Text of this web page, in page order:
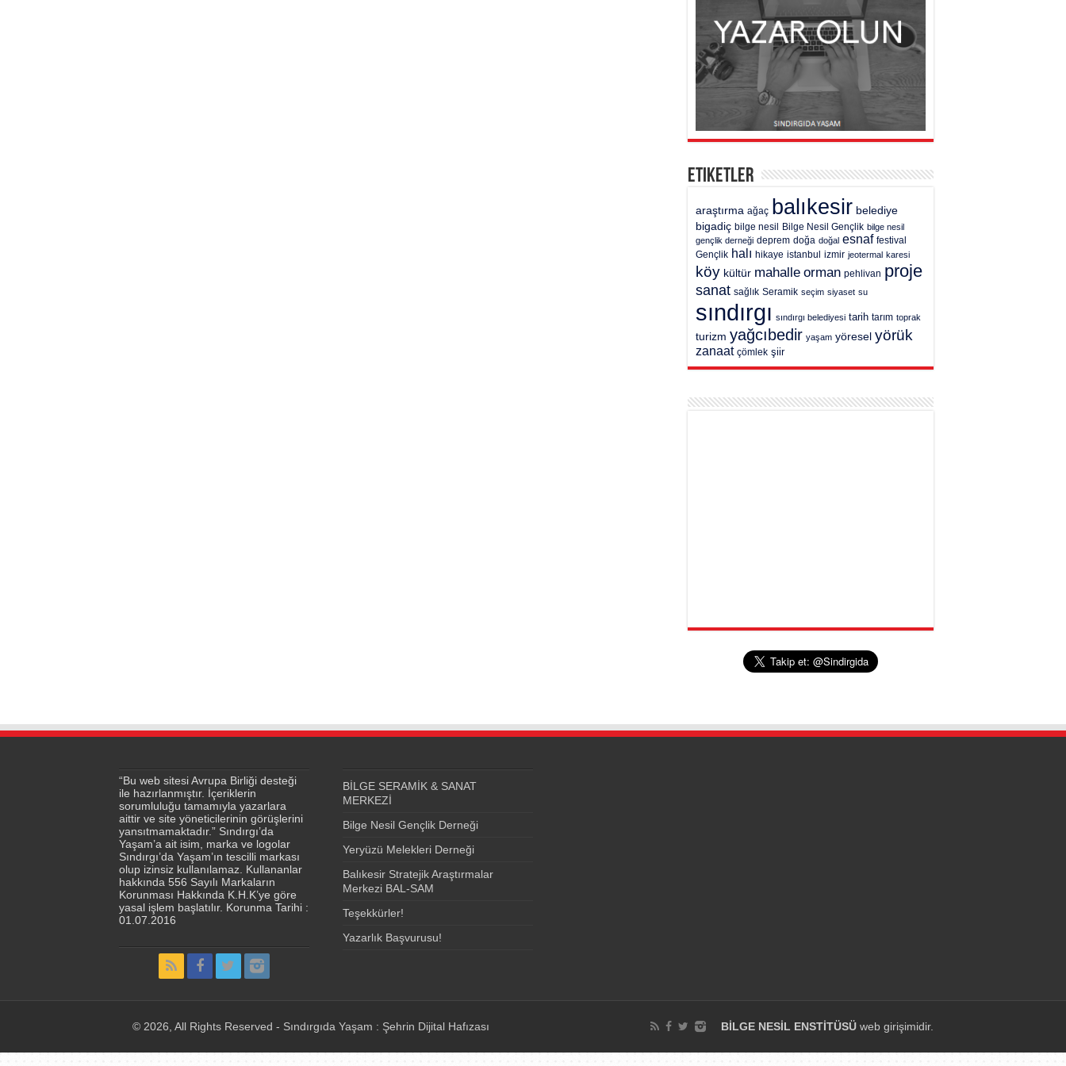
Etiketler
araştırma ağaç balıkesir belediye
bigadiç bilge nesil Bilge Nesil Gençlik bilge nesil
gençlik derneği deprem doğa doğal esnaf festival
Gençlik halı hikaye istanbul izmir jeotermal karesi
köy kültür mahalle orman pehlivan proje
sanat sağlık Seramik seçim siyaset su
sındırgı sındırgı belediyesi tarih tarım toprak
turizm yağcıbedir yaşam yöresel yörük
zanaat çömlek şiir
“Bu web sitesi Avrupa Birliği desteği
ile hazırlanmıştır. İçeriklerin
sorumluluğu tamamıyla yazarlara
aittir ve site yöneticilerinin görüşlerini
yansıtmamaktadır.” Sındırgı’da
Yaşam’a ait isim, marka ve logolar
Sındırgı’da Yaşam’ın tescilli markası
olup izinsiz kullanılamaz. Kullananlar
hakkında 556 Sayılı Markaların
Korunması Hakkında K.H.K’ye göre
yasal işlem başlatılır. Korunma Tarihi :
01.07.2016
BİLGE SERAMİK & SANAT
MERKEZİ
Bilge Nesil Gençlik Derneği
Yeryüzü Melekleri Derneği
Balıkesir Stratejik Araştırmalar
Merkezi BAL-SAM
Teşekkürler!
Yazarlık Başvurusu!
BİLGE NESİL ENSTİTÜSÜ web girişimidir.
© 2026, All Rights Reserved - Sındırgıda Yaşam : Şehrin Dijital Hafızası